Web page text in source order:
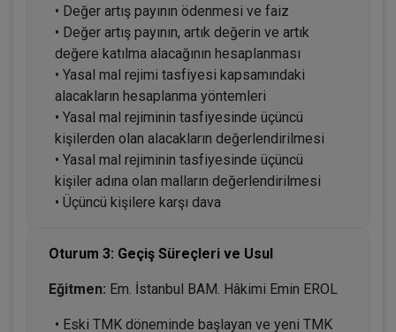
• Değer artış payının ödenmesi ve faiz
• Değer artış payının, artık değerin ve artık
değere katılma alacağının hesaplanması
• Yasal mal rejimi tasfiyesi kapsamındaki
alacakların hesaplanma yöntemleri
• Yasal mal rejiminin tasfiyesinde üçüncü
kişilerden olan alacakların değerlendirilmesi
• Yasal mal rejiminin tasfiyesinde üçüncü
kişiler adına olan malların değerlendirilmesi
• Üçüncü kişilere karşı dava
Oturum 3: Geçiş Süreçleri ve Usul
Eğitmen: Em. İstanbul BAM. Hâkimi Emin EROL
• Eski TMK döneminde başlayan ve yeni TMK